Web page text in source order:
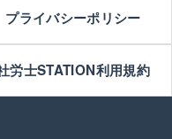
プライバシーポリシー
労士STATION利用規約